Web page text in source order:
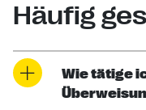
Häufig
Wie tätige